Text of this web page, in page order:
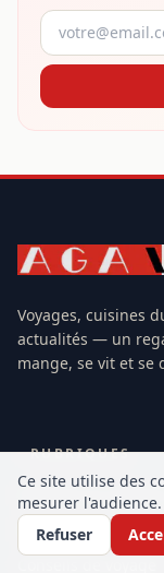
Voyages, cuisines
actualités — un
mange, se vit et se
RUBRIQUES
Histoires et
Recettes du monde
Ce site utilise des
mesurer l'audience.
Refuser